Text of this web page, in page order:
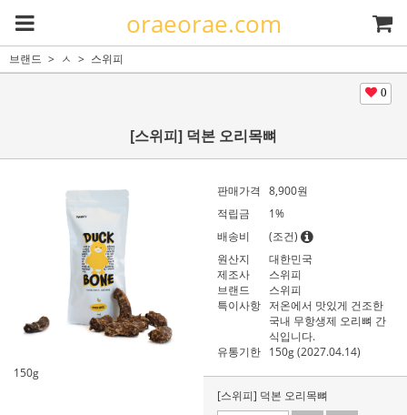
oraeorae.com
브랜드 ㅅ 스위피
0
[스위피] 덕본 오리목뼈
150g
판매가격 8,900원
적립금
1%
배송비
(조건)
원산지
대한민국
제조사
스위피
브랜드
스위피
특이사항 저온에서 맛있게 건조한
국내 무항생제 오리뼈 간
식입니다.
유통기한 150g (2027.04.14)
[스위피] 덕본 오리목뼈